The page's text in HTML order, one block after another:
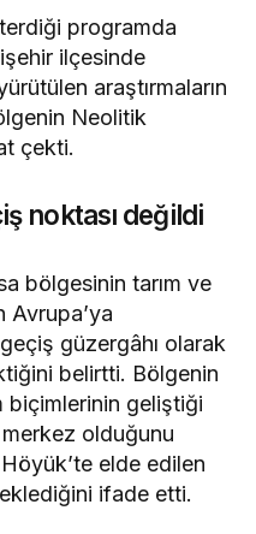
programda
ilçesinde
araştırmaların
Neolitik
çekti.
noktası değildi
bölgesinin tarım ve
Avrupa’ya
güzergâhı olarak
belirtti. Bölgenin
biçimlerinin geliştiği
olduğunu
elde edilen
ifade etti.